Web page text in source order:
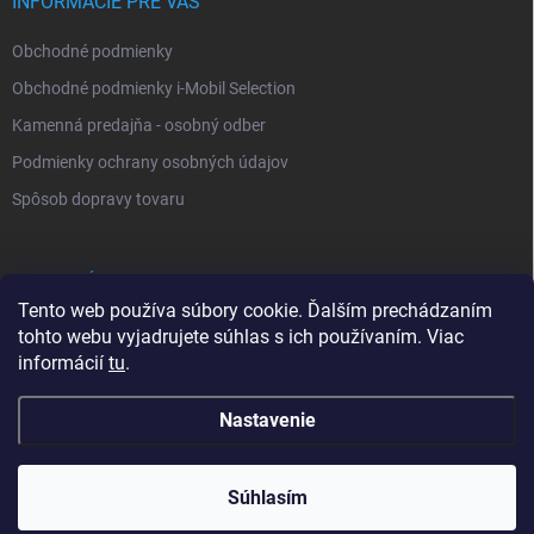
Tento web používa súbory cookie. Ďalším prechádzaním
tohto webu vyjadrujete súhlas s ich používaním. Viac
informácií tu.
Nastavenie
Súhlasím
Obchodné podmienky
Obchodné podmienky i-Mobil Selection
Kamenná predajňa - osobný odber
Podmienky ochrany osobných údajov
Spôsob dopravy tovaru
i-Mobil.sk . Všetky práva vyhradené.